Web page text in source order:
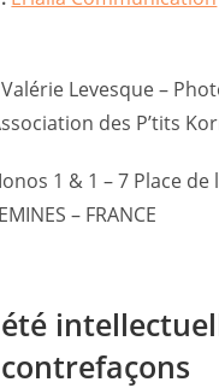
Valérie Levesque –
des P’tits
1 & 1 – 7 Place de
– FRANCE
contrefaçons